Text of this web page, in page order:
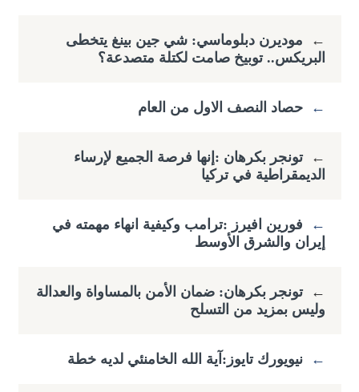
←
موديرن دبلوماسي: شي جين بينغ يتخطى
البريكس.. توبيخ صامت لكتلة متصدعة؟
← حصاد النصف الاول من العام
← تونجر بكرهان :إنها فرصة الجميع لإرساء
الديمقراطية في تركيا
←
فورين افيرز :ترامب وكيفية انهاء مهمته في
إيران والشرق الأوسط
← تونجر بكرهان: ضمان الأمن بالمساواة والعدالة
وليس بمزيد من التسلح
← نيويورك تايوز:آية الله الخامنئي لديه خطة